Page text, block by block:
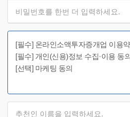
[필수] 온라인소액투자증개업 이용
[필수] 개인(신용)정보 수집·이용 동
[선택] 마케팅 동의